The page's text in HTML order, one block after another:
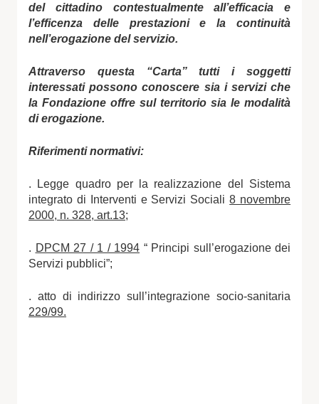
del cittadino contestualmente all’efficacia e
l’efficenza delle prestazioni e la continuità
nell’erogazione del servizio.
Attraverso questa “Carta” tutti i soggetti
interessati possono conoscere sia i servizi che
la Fondazione offre sul territorio sia le modalità
di erogazione.
Riferimenti normativi:
. Legge quadro per la realizzazione del Sistema
integrato di Interventi e Servizi Sociali8 novembre
2000, n. 328, art.13;
. DPCM 27 / 1 / 1994 “ Principi sull’erogazione dei
Servizi pubblici”;
. atto di indirizzo sull’integrazione socio-sanitaria
229/99.